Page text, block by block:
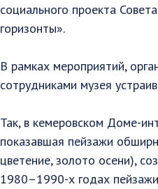
социального проекта
горизонты».
В рамках мероприятий,
сотрудниками музея
Так, в кемеровском Доме-
показавшая пейзажи
цветение, золото осени),
1980–1990-х годах